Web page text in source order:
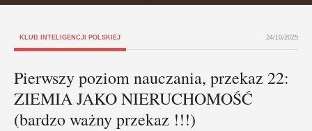
KLUB INTELIGENCJI POLSKIEJ 24/10/2025
Pierwszy poziom nauczania, przekaz 22:
ZIEMIA JAKO NIERUCHOMOŚĆ
(bardzo ważny przekaz !!!)